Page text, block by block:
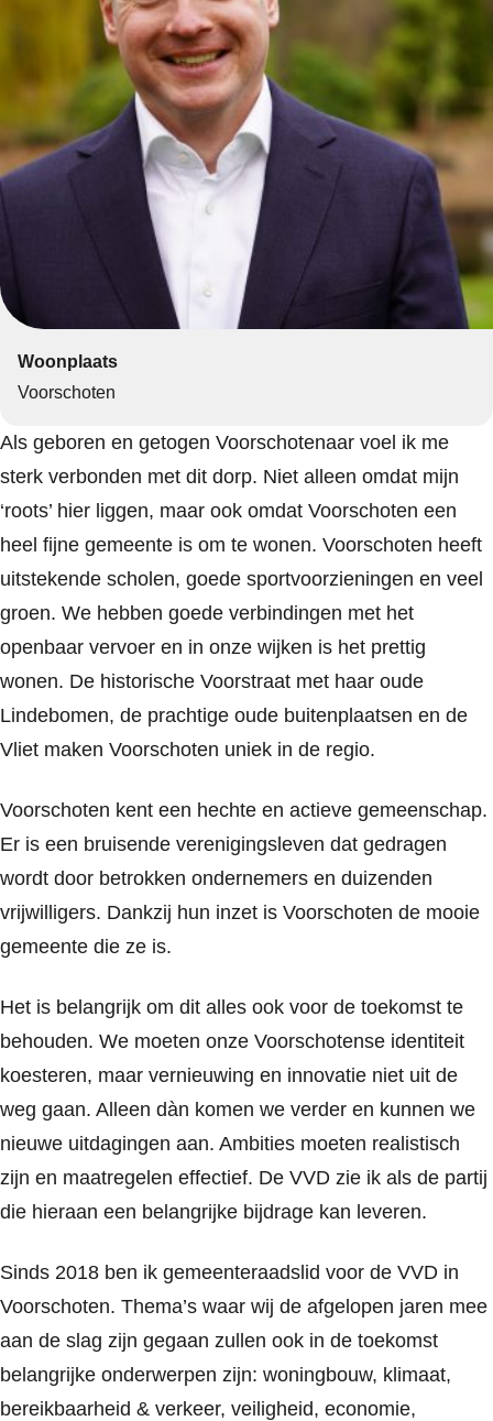
Woonplaats
Voorschoten
Als geboren en getogen Voorschotenaar voel ik me
sterk verbonden met dit dorp. Niet alleen omdat mijn
‘roots’ hier liggen, maar ook omdat Voorschoten een
heel fijne gemeente is om te wonen. Voorschoten heeft
uitstekende scholen, goede sportvoorzieningen en veel
groen. We hebben goede verbindingen met het
openbaar vervoer en in onze wijken is het prettig
wonen. De historische Voorstraat met haar oude
Lindebomen, de prachtige oude buitenplaatsen en de
Vliet maken Voorschoten uniek in de regio.
Voorschoten kent een hechte en actieve gemeenschap.
Er is een bruisende verenigingsleven dat gedragen
wordt door betrokken ondernemers en duizenden
vrijwilligers. Dankzij hun inzet is Voorschoten de mooie
gemeente die ze is.
Het is belangrijk om dit alles ook voor de toekomst te
behouden. We moeten onze Voorschotense identiteit
koesteren, maar vernieuwing en innovatie niet uit de
weg gaan. Alleen dàn komen we verder en kunnen we
nieuwe uitdagingen aan. Ambities moeten realistisch
zijn en maatregelen effectief. De VVD zie ik als de partij
die hieraan een belangrijke bijdrage kan leveren.
Sinds 2018 ben ik gemeenteraadslid voor de VVD in
Voorschoten. Thema’s waar wij de afgelopen jaren mee
aan de slag zijn gegaan zullen ook in de toekomst
belangrijke onderwerpen zijn: woningbouw, klimaat,
bereikbaarheid & verkeer, veiligheid, economie,